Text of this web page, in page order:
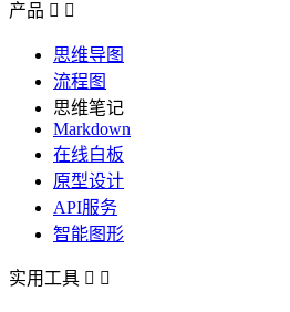
产品  
思维导图
流程图
思维笔记
Markdown
在线白板
原型设计
API服务
智能图形
实用工具  